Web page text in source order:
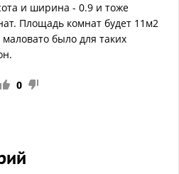
и ширина - 0.9 и тоже
Площадь комнат будет 11м2
было для таких
0